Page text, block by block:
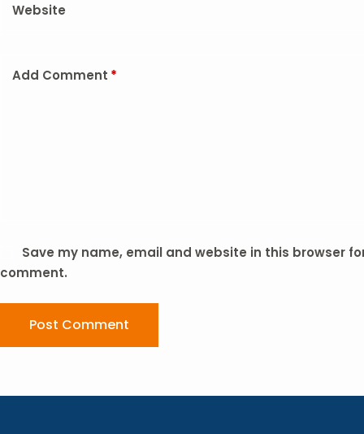
Website
Add Comment *
Save my name, email and website in this browser
comment.
Post Comment